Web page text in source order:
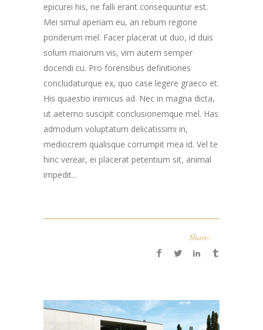
epicurei his, ne falli erant consequuntur est.
Mei simul aperiam eu, an rebum regione
ponderum mel. Facer placerat ut duo, id duis
solum maiorum vis, vim autem semper
docendi cu. Pro forensibus definitiones
concludaturque ex, quo case legere graeco et.
His quaestio inimicus ad. Nec in magna dicta,
ut aeterno suscipit conclusionemque mel. Has
admodum voluptatum delicatissimi in,
mediocrem qualisque corrumpit mea id. Vel te
hinc verear, ei placerat petentium sit, animal
impedit...
Share: